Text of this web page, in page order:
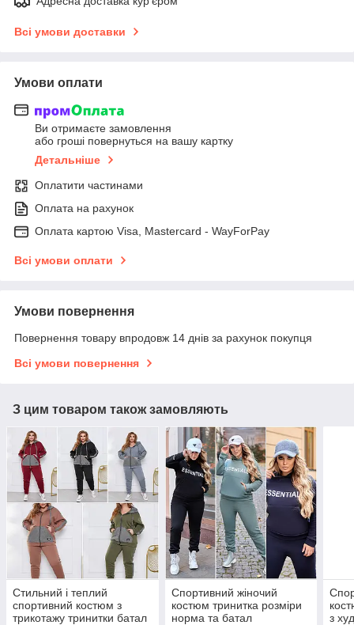
Всі умови доставки
Умови оплати
Ви отримаєте замовлення
або гроші повернуться на вашу картку
Детальніше
Оплатити частинами
Оплата на рахунок
Оплата картою Visa, Mastercard - WayForPay
Всі умови оплати
Умови повернення
Повернення товару впродовж 14 днів за рахунок покупця
Всі умови повернення
З цим товаром також замовляють
Стильний і теплий
спортивний костюм з
трикотажу тринитки батал
Спортивний жіночий
костюм тринитка розміри
норма та батал
з